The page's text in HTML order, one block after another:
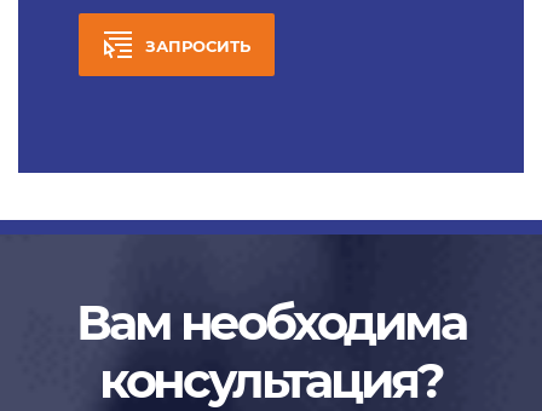
ЗАПРОСИТЬ
Вам необходима
консультация?